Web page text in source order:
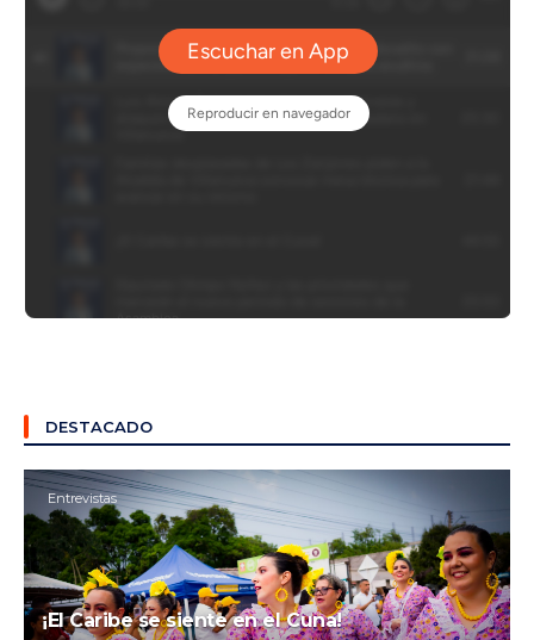
DESTACADO
Entrevistas
¡El Caribe se siente en el Cuna!